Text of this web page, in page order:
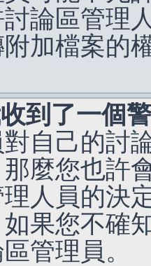
論區管理
加檔案的
到了一個
自己的討
麼您也許
人員的決
果您不確
管理員。